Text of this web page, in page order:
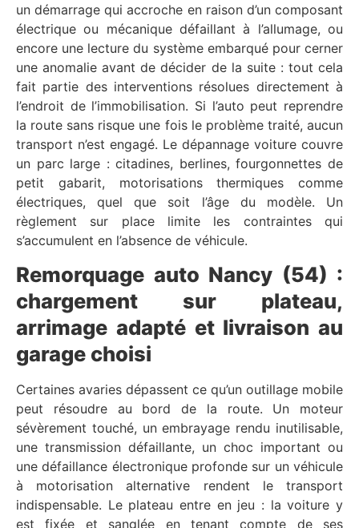
un démarrage qui accroche en raison d’un composant
électrique ou mécanique défaillant à l’allumage, ou
encore une lecture du système embarqué pour cerner
une anomalie avant de décider de la suite : tout cela
fait partie des interventions résolues directement à
l’endroit de l’immobilisation. Si l’auto peut reprendre
la route sans risque une fois le problème traité, aucun
transport n’est engagé. Le dépannage voiture couvre
un parc large : citadines, berlines, fourgonnettes de
petit gabarit, motorisations thermiques comme
électriques, quel que soit l’âge du modèle. Un
règlement sur place limite les contraintes qui
s’accumulent en l’absence de véhicule.
Remorquage auto Nancy (54) :
chargement sur plateau,
arrimage adapté et livraison au
garage choisi
Certaines avaries dépassent ce qu’un outillage mobile
peut résoudre au bord de la route. Un moteur
sévèrement touché, un embrayage rendu inutilisable,
une transmission défaillante, un choc important ou
une défaillance électronique profonde sur un véhicule
à motorisation alternative rendent le transport
indispensable. Le plateau entre en jeu : la voiture y
est fixée et sanglée en tenant compte de ses